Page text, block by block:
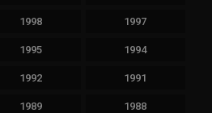
1998 1997
1995 1994
1992 1991
1989 1988